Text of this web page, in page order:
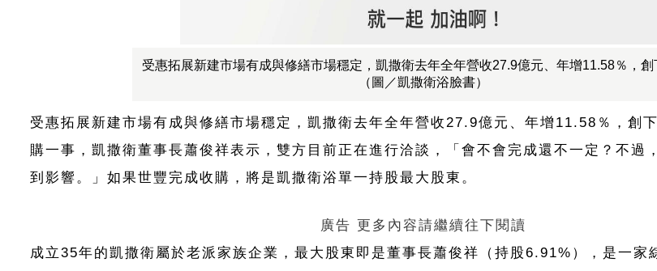
受惠拓展新建市場有成與修繕市場穩定，凱撒衛去年全年營收27.9億元、年增11.58％，創
（圖／凱撒衛浴臉書）
受惠拓展新建市場有成與修繕市場穩定，凱撒衛去年全年營收27.9億元、年增11.58％，創
購一事，凱撒衛董事長蕭俊祥表示，雙方目前正在進行洽談，「會不會完成還不一定？不過
到影響。」如果世豐完成收購，將是凱撒衛浴單一持股最大股東。
廣告 更多內容請繼續往下閱讀
成立35年的凱撒衛屬於老派家族企業，最大股東即是董事長蕭俊祥（持股6.91%），是一家